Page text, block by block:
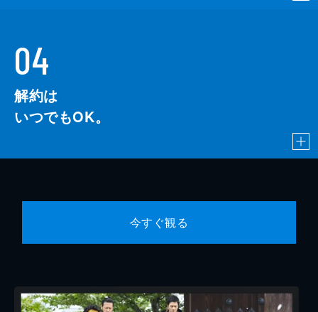
04
解約は
いつでもOK。
今すぐ観る